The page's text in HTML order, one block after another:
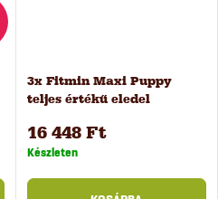
3x Fitmin Maxi Puppy
teljes értékű eledel
16 448 Ft
Készleten